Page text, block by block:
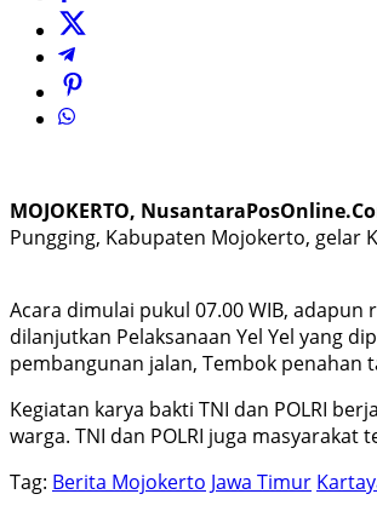
MOJOKERTO,
Pungging, Kabupaten Mojokerto, gelar
Acara dimulai pukul 07.00 WIB, adapun
dilanjutkan Pelaksanaan Yel Yel yang
pembangunan jalan, Tembok penahan
Kegiatan karya bakti TNI dan POLRI
warga. TNI dan POLRI juga
Tag: Berita Mojokerto Jawa Timur